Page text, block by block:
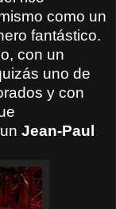
como un
fantástico.
con un
uno de
y con
Jean-Paul